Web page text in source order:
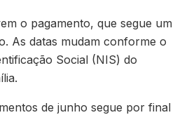
o pagamento, que segue um
As datas mudam conforme o
Social (NIS) do
de junho segue por final